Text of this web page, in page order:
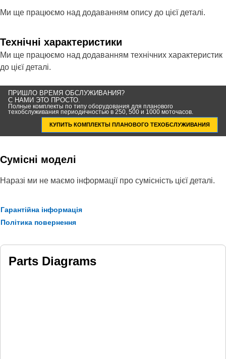
Ми ще працюємо над додаванням опису до цієї деталі.
Технічні характеристики
Ми ще працюємо над додаванням технічних характеристик
до цієї деталі.
ПРИШЛО ВРЕМЯ ОБСЛУЖИВАНИЯ?
С НАМИ ЭТО ПРОСТО.
Полные комплекты по типу оборудования для планового
техобслуживания периодичностью в 250, 500 и 1000 моточасов.
КУПИТЬ КОМПЛЕКТЫ ПЛАНОВОГО ТЕХОБСЛУЖИВАНИЯ
Сумісні моделі
Наразі ми не маємо інформації про сумісність цієї деталі.
Гарантійна інформація
Політика повернення
Parts Diagrams